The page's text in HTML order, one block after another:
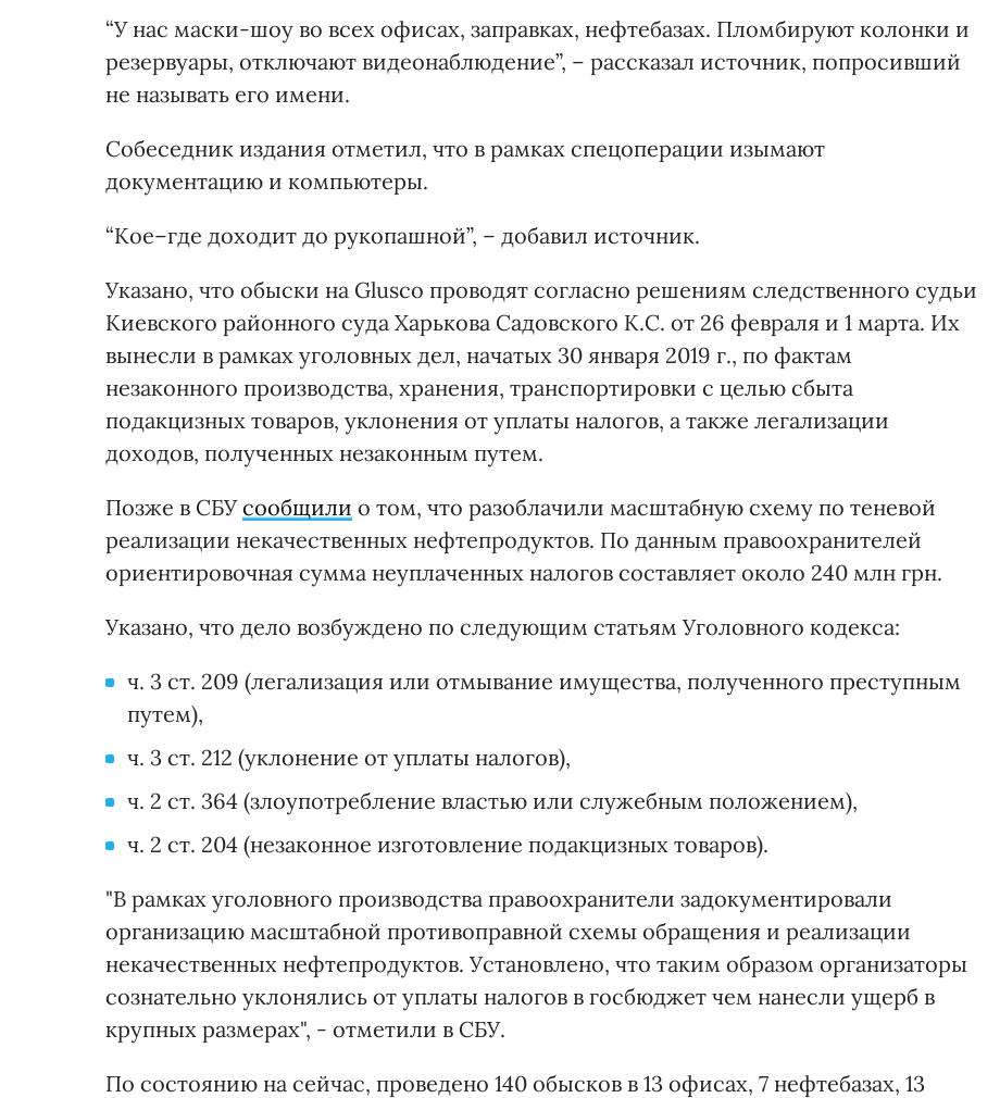
“У нас маски-шоу во всех офисах, заправках, нефтебазах. Пломбируют колонки и
резервуары, отключают видеонаблюдение”, – рассказал источник, попросивший
не называть его имени.
Собеседник издания отметил, что в рамках спецоперации изымают
документацию и компьютеры.
“Кое–где доходит до рукопашной”, – добавил источник.
Указано, что обыски на Glusco проводят согласно решениям следственного судьи
Киевского районного суда Харькова Садовского К.С. от 26 февраля и 1 марта. Их
вынесли в рамках уголовных дел, начатых 30 января 2019 г., по фактам
незаконного производства, хранения, транспортировки с целью сбыта
подакцизных товаров, уклонения от уплаты налогов, а также легализации
доходов, полученных незаконным путем.
Позже в СБУсообщили о том, что разоблачили масштабную схему по теневой
реализации некачественных нефтепродуктов. По данным правоохранителей
ориентировочная сумма неуплаченных налогов составляет около 240 млн грн.
Указано, что дело возбуждено по следующим статьям Уголовного кодекса:
ч. 3 ст. 209 (легализация или отмывание имущества, полученного преступным
путем),
ч. 3 ст. 212 (уклонение от уплаты налогов),
ч. 2 ст. 364 (злоупотребление властью или служебным положением),
ч. 2 ст. 204 (незаконное изготовление подакцизных товаров).
"В рамках уголовного производства правоохранители задокументировали
организацию масштабной противоправной схемы обращения и реализации
некачественных нефтепродуктов. Установлено, что таким образом организаторы
сознательно уклонялись от уплаты налогов в госбюджет чем нанесли ущерб в
крупных размерах", - отметили в СБУ.
По состоянию на сейчас, проведено 140 обысков в 13 офисах, 7 нефтебазах, 13